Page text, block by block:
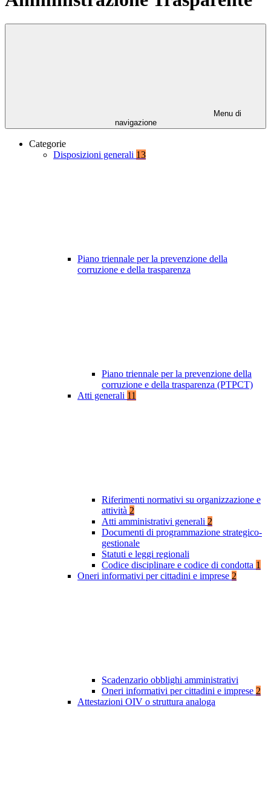
Menu di
navigazione
Categorie
Disposizioni generali 13
Piano triennale per la prevenzione della
corruzione e della trasparenza
Piano triennale per la prevenzione della
corruzione e della trasparenza (PTPCT)
Atti generali 11
Riferimenti normativi su organizzazione e
attività 2
Atti amministrativi generali 2
Documenti di programmazione strategico-
gestionale
Statuti e leggi regionali
Codice disciplinare e codice di condotta 1
Oneri informativi per cittadini e imprese 2
Scadenzario obblighi amministrativi
Oneri informativi per cittadini e imprese 2
Attestazioni OIV o struttura analoga